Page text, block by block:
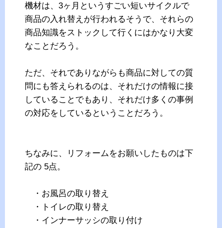
機材は、3ヶ月というすごい短いサイクルで
商品の入れ替えが行われるそうで、それらの
商品知識をストックして行くにはかなり大変
なことだろう。
ただ、それでありながらも商品に対しての質
問にも答えられるのは、それだけの情報に接
していることでもあり、それだけ多くの事例
の対応をしているということだろう。
ちなみに、リフォームをお願いしたものは下
記の 5点。
・お風呂の取り替え
・トイレの取り替え
・インナーサッシの取り付け